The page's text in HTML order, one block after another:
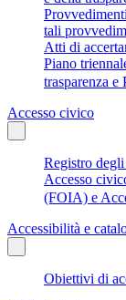
tali
Atti di
Piano
trasparenza e
Accesso civico
Registro degli
Accesso
(FOIA) e
Accessibilità e
Obiettivi di